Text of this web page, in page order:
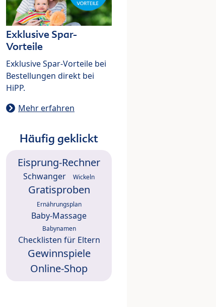
Exklusive Spar-
Vorteile
Exklusive Spar-Vorteile bei
Bestellungen direkt bei
HiPP.
Mehr erfahren
Häufig geklickt
Eisprung-Rechner
Schwanger Wickeln
Gratisproben
Ernährungsplan
Baby-Massage
Babynamen
Checklisten für Eltern
Gewinnspiele
Online-Shop